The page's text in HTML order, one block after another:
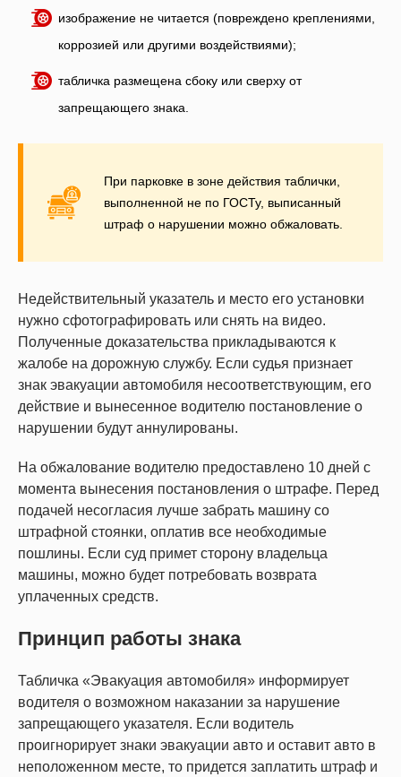
изображение не читается (повреждено креплениями,
коррозией или другими воздействиями);
табличка размещена сбоку или сверху от
запрещающего знака.
При парковке в зоне действия таблички,
выполненной не по ГОСТу, выписанный
штраф о нарушении можно обжаловать.
Недействительный указатель и место его установки
нужно сфотографировать или снять на видео.
Полученные доказательства прикладываются к
жалобе на дорожную службу. Если судья признает
знак эвакуации автомобиля несоответствующим, его
действие и вынесенное водителю постановление о
нарушении будут аннулированы.
На обжалование водителю предоставлено 10 дней с
момента вынесения постановления о штрафе. Перед
подачей несогласия лучше забрать машину со
штрафной стоянки, оплатив все необходимые
пошлины. Если суд примет сторону владельца
машины, можно будет потребовать возврата
уплаченных средств.
Принцип работы знака
Табличка «Эвакуация автомобиля» информирует
водителя о возможном наказании за нарушение
запрещающего указателя. Если водитель
проигнорирует знаки эвакуации авто и оставит авто в
неположенном месте, то придется заплатить штраф и